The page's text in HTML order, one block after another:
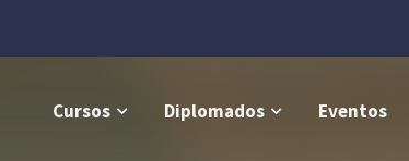
Cursos Diplomados Eventos